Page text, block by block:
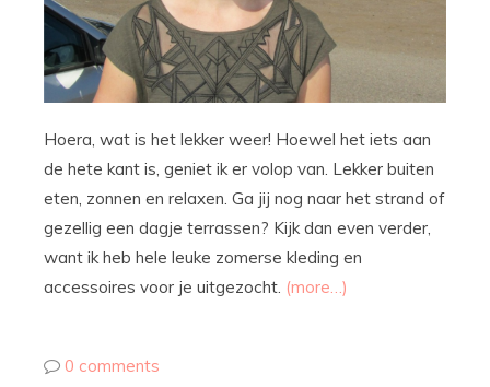
Hoera, wat is het lekker weer! Hoewel het iets aan
de hete kant is, geniet ik er volop van. Lekker buiten
eten, zonnen en relaxen. Ga jij nog naar het strand of
gezellig een dagje terrassen? Kijk dan even verder,
want ik heb hele leuke zomerse kleding en
accessoires voor je uitgezocht. (more…)
0 comments